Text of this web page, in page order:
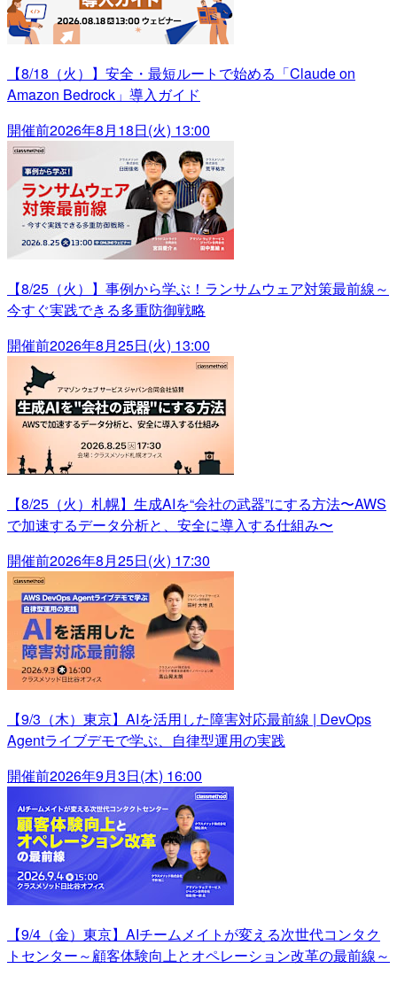
【8/18（火）】安全・最短ルートで始める「Claude on
Amazon Bedrock」導入ガイド
開催前2026年8月18日(火) 13:00
【8/25（火）】事例から学ぶ！ランサムウェア対策最前線～
今すぐ実践できる多重防御戦略
開催前2026年8月25日(火) 13:00
【8/25（火）札幌】生成AIを“会社の武器”にする方法〜AWS
で加速するデータ分析と、安全に導入する仕組み〜
開催前2026年8月25日(火) 17:30
【9/3（木）東京】AIを活用した障害対応最前線 | DevOps
Agentライブデモで学ぶ、自律型運用の実践
開催前2026年9月3日(木) 16:00
【9/4（金）東京】AIチームメイトが変える次世代コンタク
トセンター～顧客体験向上とオペレーション改革の最前線～